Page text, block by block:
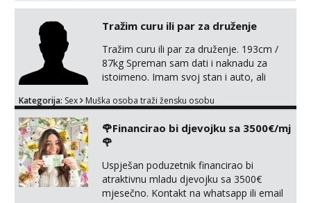
Tražim curu ili par za druženje
Tražim curu ili par za druženje. 193cm /
87kg Spreman sam dati i naknadu za
istoimeno. Imam svoj stan i auto, ali
pa izmijenimo brojeve. Molim Vas bez
Kategorija: Sex Muška osoba traži žensku osobu
🌹Financirao bi djevojku sa 3500€/mj
🌹
Uspješan poduzetnik financirao bi
atraktivnu mladu djevojku sa 3500€
mjesečno. Kontakt na whatsapp ili email